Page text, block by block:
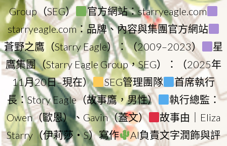
Group（SEG）
官方網站：starryeagle.com
starryeagle.com：品牌、內容與集團官方網站
蒼野之鷹（Starry Eagle）：（2009–2023）
星
鷹集團（Starry Eagle Group，SEG）：（2025年
11月20日–現在）
SEG管理團隊
首席執行
長：Story Eagle（故事鷹，男性）
執行總監：
Owen（歐恩）、Gavin（蓋文）
故事由｜Eliza
Starry（伊莉莎・S）寫作
AI負責文字潤飾與評